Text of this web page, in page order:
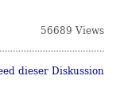
56689 Views
dieser Diskussion